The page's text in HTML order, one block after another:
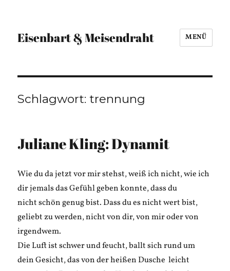
Eisenbart & Meisendraht MENÜ
Schlagwort:trennung
Juliane Kling: Dynamit
Wie du da jetzt vor mir stehst, weiß ich nicht, wie ich
dir jemals das Gefühl geben konnte, dass du
nicht schön genug bist. Dass du es nicht wert bist,
geliebt zu werden, nicht von dir, von mir oder von
irgendwem.
Die Luft ist schwer und feucht, ballt sich rund um
dein Gesicht, das von der heißen Dusche leicht